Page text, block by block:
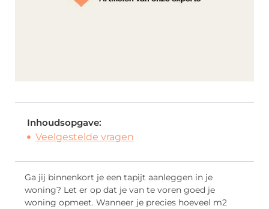
Inhoudsopgave:
Veelgestelde vragen
Ga jij binnenkort je een tapijt aanleggen in je
woning? Let er op dat je van te voren goed je
woning opmeet. Wanneer je precies hoeveel m2